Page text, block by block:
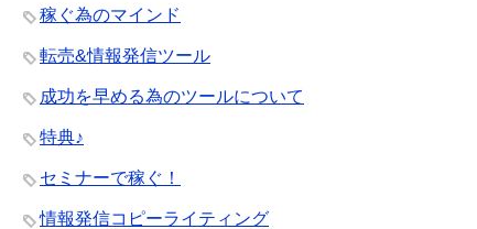
稼ぐ為のマインド
転売&情報発信ツール
成功を早める為のツールについて
特典♪
セミナーで稼ぐ！
情報発信コピーライティング